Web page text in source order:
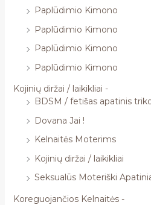
Paplūdimio Kimono
Paplūdimio Kimono
Paplūdimio Kimono
Paplūdimio Kimono
Kojinių diržai / laikikliai -
BDSM / fetišas apatinis
Dovana Jai !
Kelnaitės Moterims
Kojinių diržai / laikikliai
Seksualūs Moteriški
Koreguojančios Kelnaitės -